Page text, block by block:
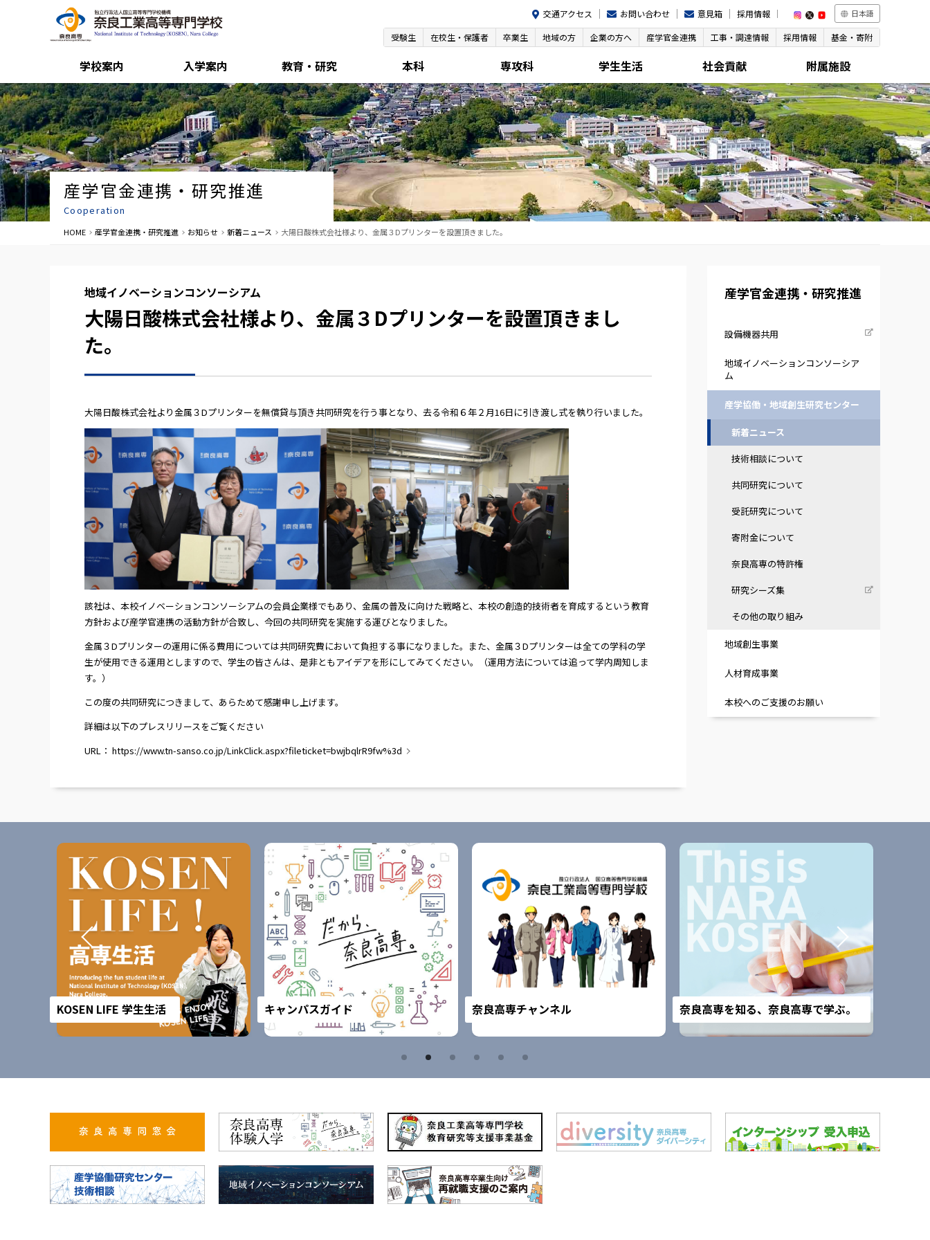
交通アクセス お問い合わせ 意見箱 採用情報 日本語
受験生 在校生・保護者 卒業生 地域の方 企業の方へ 産学官金連携 工事・調達情報 採用情報 基金・寄附
学校案内 入学案内 教育・研究 本科 専攻科 学生生活 社会貢献 附属施設
産学官金連携・研究推進
Cooperation
HOME 産学官金連携・研究推進 お知らせ 新着ニュース 大陽日酸株式会社様より、金属３Dプリンターを設置頂きました。
地域イノベーションコンソーシアム
大陽日酸株式会社様より、金属３Dプリンターを設置頂きまし
た。
大陽日酸株式会社より金属３Dプリンターを無償貸与頂き共同研究を行う事となり、去る令和６年２月16日に引き渡し式を執り行いました。
該社は、本校イノベーションコンソーシアムの会員企業様でもあり、金属の普及に向けた戦略と、本校の創造的技術者を育成するという教育
方針および産学官連携の活動方針が合致し、今回の共同研究を実施する運びとなりました。
金属３Dプリンターの運用に係る費用については共同研究費において負担する事になりました。また、金属３Dプリンターは全ての学科の学
生が使用できる運用としますので、学生の皆さんは、是非ともアイデアを形にしてみてください。（運用方法については追って学内周知しま
す。）
この度の共同研究につきまして、あらためて感謝申し上げます。
詳細は以下のプレスリリースをご覧ください
URL ： https://www.tn-sanso.co.jp/LinkClick.aspx?fileticket=bwjbqlrR9fw%3d
産学官金連携・研究推進
設備機器共用
地域イノベーションコンソーシア
ム
産学協働・地域創生研究センター
新着ニュース
技術相談について
共同研究について
受託研究について
寄附金について
奈良高専の特許権
研究シーズ集
その他の取り組み
地域創生事業
人材育成事業
本校へのご支援のお願い
KOSEN LIFE 学生生活 キャンパスガイド 奈良高専チャンネル 奈良高専を知る、奈良高専で学ぶ。